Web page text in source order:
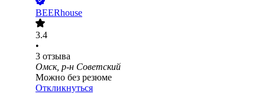
BEERhouse
3.4
•
3 отзыва
Омск, р-н Советский
Можно без резюме
Откликнуться